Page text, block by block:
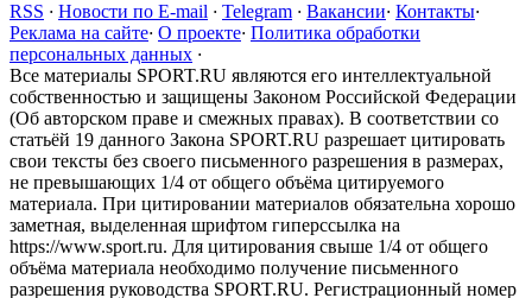
RSS · Новости по E-mail · Telegram · Вакансии· Контакты·
Реклама на сайте· О проекте· Политика обработки
персональных данных ·
Все материалы SPORT.RU являются его интеллектуальной
собственностью и защищены Законом Российской Федерации
(Об авторском праве и смежных правах). В соответствии со
статьёй 19 данного Закона SPORT.RU разрешает цитировать
свои тексты без своего письменного разрешения в размерах,
не превышающих 1/4 от общего объёма цитируемого
материала. При цитировании материалов обязательна хорошо
заметная, выделенная шрифтом гиперссылка на
https://www.sport.ru. Для цитирования свыше 1/4 от общего
объёма материала необходимо получение письменного
разрешения руководства SPORT.RU. Регистрационный номер